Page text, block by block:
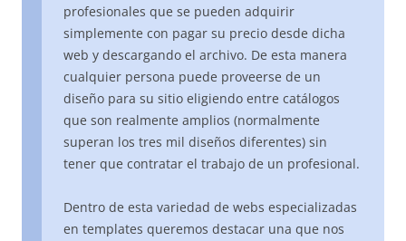
profesionales que se pueden adquirir
simplemente con pagar su precio desde dicha
web y descargando el archivo. De esta manera
cualquier persona puede proveerse de un
diseño para su sitio eligiendo entre catálogos
que son realmente amplios (normalmente
superan los tres mil diseños diferentes) sin
tener que contratar el trabajo de un profesional.
Dentro de esta variedad de webs especializadas
en templates queremos destacar una que nos